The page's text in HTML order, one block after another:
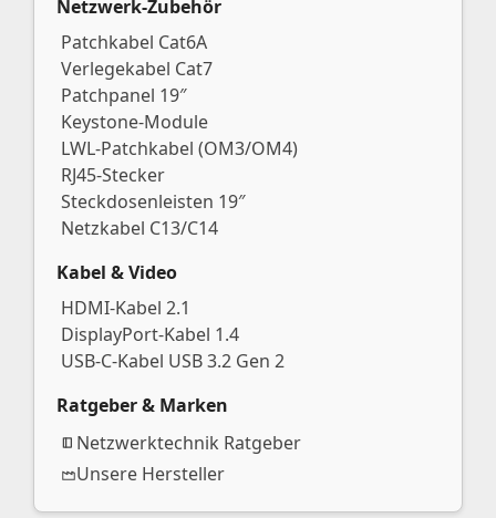
Netzwerk-Zubehör
Patchkabel Cat6A
Verlegekabel Cat7
Patchpanel 19″
Keystone-Module
LWL-Patchkabel (OM3/OM4)
RJ45-Stecker
Steckdosenleisten 19″
Netzkabel C13/C14
Kabel & Video
HDMI-Kabel 2.1
DisplayPort-Kabel 1.4
USB-C-Kabel USB 3.2 Gen 2
Ratgeber & Marken
Netzwerktechnik Ratgeber
Unsere Hersteller